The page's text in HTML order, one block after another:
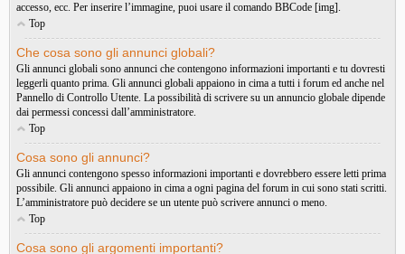
accesso, ecc. Per inserire l’immagine, puoi usare il comando BBCode [img].
Top
Che cosa sono gli annunci globali?
Gli annunci globali sono annunci che contengono informazioni importanti e tu dovresti
leggerli quanto prima. Gli annunci globali appaiono in cima a tutti i forum ed anche nel
Pannello di Controllo Utente. La possibilità di scrivere su un annuncio globale dipende
dai permessi concessi dall’amministratore.
Top
Cosa sono gli annunci?
Gli annunci contengono spesso informazioni importanti e dovrebbero essere letti prima
possibile. Gli annunci appaiono in cima a ogni pagina del forum in cui sono stati scritti.
L’amministratore può decidere se un utente può scrivere annunci o meno.
Top
Cosa sono gli argomenti importanti?